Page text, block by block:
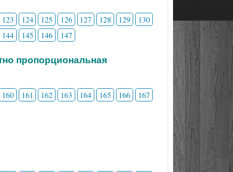
123 124 125 126 127 128 129
130
144 145 146 147
пропорциональная
160 161 162 163 164 165 166
167